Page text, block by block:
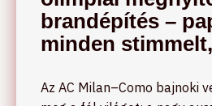
brandépítés –
minden
Az AC Milan–Como bajnoki